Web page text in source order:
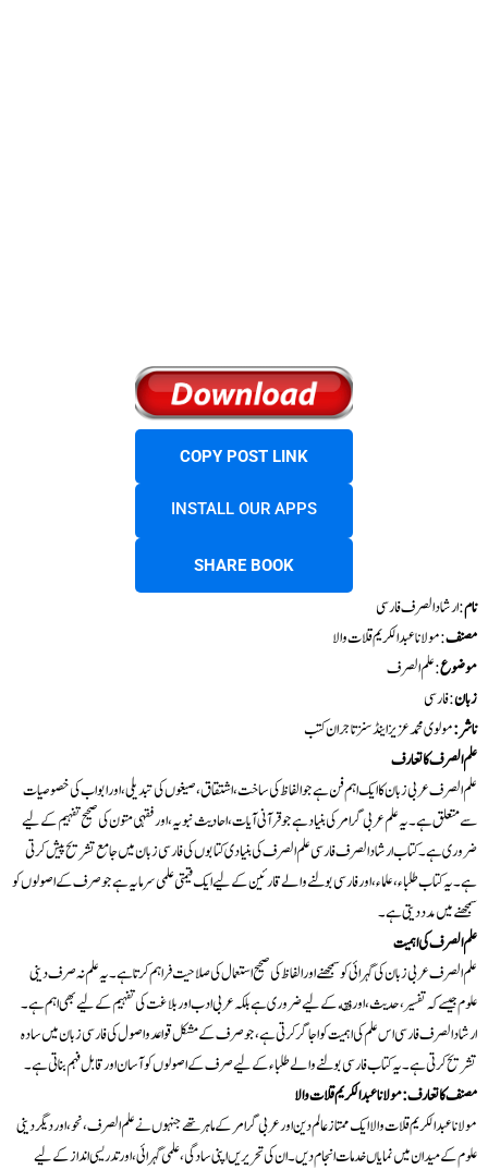
COPY POST LINK
INSTALL OUR APPS
SHARE BOOK
نام: ارشاد الصرف فارسی
مصنف: مولانا عبدالکریم قلات والا
موضوع: علم الصرف
زبان: فارسی
ناشر:مولوی محمد عزیز اینڈ سنز تاجران کتب
علم الصرف کا تعارف
علم الصرف عربی زبان کا ایک اہم فن ہے جو الفاظ کی ساخت، اشتقاق، صیغوں کی تبدیلی، اور ابواب کی خصوصیات
سے متعلق ہے۔ یہ علم عربی گرامر کی بنیاد ہے جو قرآنی آیات، احادیث نبویہ، اور فقہی متون کی صحیح تفہیم کے لیے
ضروری ہے۔ کتاب ارشاد الصرف فارسی علم الصرف کی بنیادی کتابوں کی فارسی زبان میں جامع تشریح پیش کرتی
ہے۔ یہ کتاب طلباء، علماء، اور فارسی بولنے والے قارئین کے لیے ایک قیمتی علمی سرمایہ ہے جو صرف کے اصولوں کو
سمجھنے میں مدد دیتی ہے۔
علم الصرف کی اہمیت
علم الصرف عربی زبان کی گہرائی کو سمجھنے اور الفاظ کی صحیح استعمال کی صلاحیت فراہم کرتا ہے۔ یہ علم نہ صرف دینی
علوم جیسے کہ تفسیر، حدیث، اور فقه کے لیے ضروری ہے بلکہ عربی ادب اور بلاغت کی تفہیم کے لیے بھی اہم ہے۔
ارشاد الصرف فارسی اس علم کی اہمیت کو اجاگر کرتی ہے، جو صرف کے مشکل قواعد و اصول کی فارسی زبان میں سادہ
تشریح کرتی ہے۔ یہ کتاب فارسی بولنے والے طلباء کے لیے صرف کے اصولوں کو آسان اور قابل فہم بناتی ہے۔
مصنف کا تعارف: مولانا عبدالکریم قلات والا
مولانا عبدالکریم قلات والا ایک ممتاز عالم دین اور عربی گرامر کے ماہر تھے جنہوں نے علم الصرف، نحو، اور دیگر دینی
علوم کے میدان میں نمایاں خدمات انجام دیں۔ ان کی تحریریں اپنی سادگی، علمی گہرائی، اور تدریسی انداز کے لیے